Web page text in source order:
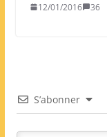
12/01/2016 36
S’abonner